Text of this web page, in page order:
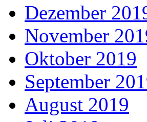
Dezember
November
Oktober 2019
September
August 2019